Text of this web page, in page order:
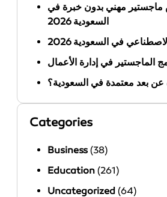
مهني بدون خبرة في
السعودية 2026
في السعودية 2026
عن بعد معتمدة في السعودية؟
Categories
Business (38)
Education (261)
Uncategorized (64)